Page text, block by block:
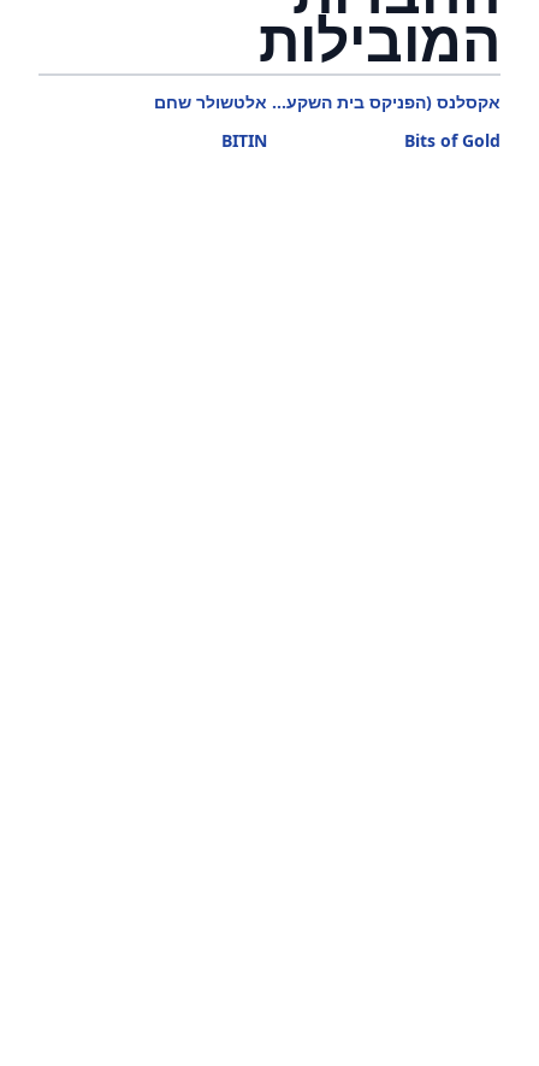
המובילות
אקסלנס (הפניקס בית השקעות) אלטשולר שחם
Bits of Gold
BITIN